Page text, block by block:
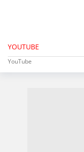
YOUTUBE
YouTube